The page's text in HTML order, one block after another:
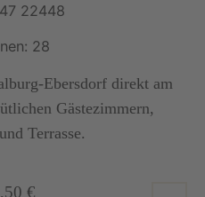
22448
28
Ebersdorf direkt am
Gästezimmern,
Terrasse.
€